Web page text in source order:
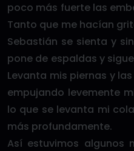
poco más fuerte las
Tanto que me hacían
Sebastián se sienta y
pone de espaldas y
Levanta mis piernas y
empujando levemente
lo que se levanta mi
más profundamente.
Así estuvimos algunos